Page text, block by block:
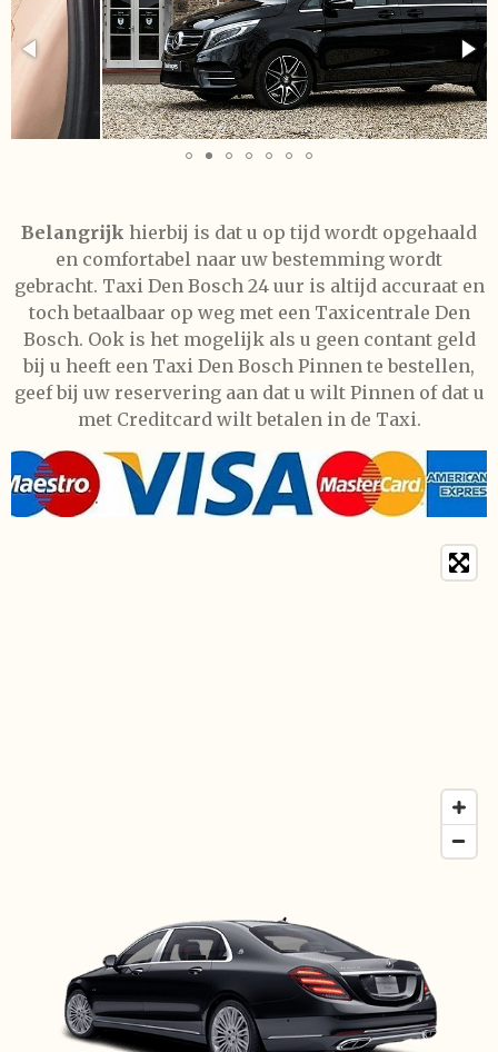
Belangrijk hierbij is dat u op tijd wordt opgehaald
en comfortabel naar uw bestemming wordt
gebracht. Taxi Den Bosch 24 uur is altijd accuraat en
toch betaalbaar op weg met een Taxicentrale Den
Bosch. Ook is het mogelijk als u geen contant geld
bij u heeft een Taxi Den Bosch Pinnen te bestellen,
geef bij uw reservering aan dat u wilt Pinnen of dat u
met Creditcard wilt betalen in de Taxi.